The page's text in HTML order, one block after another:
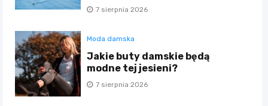
7 sierpnia 2026
Moda damska
Jakie buty damskie będą
modne tej jesieni?
7 sierpnia 2026